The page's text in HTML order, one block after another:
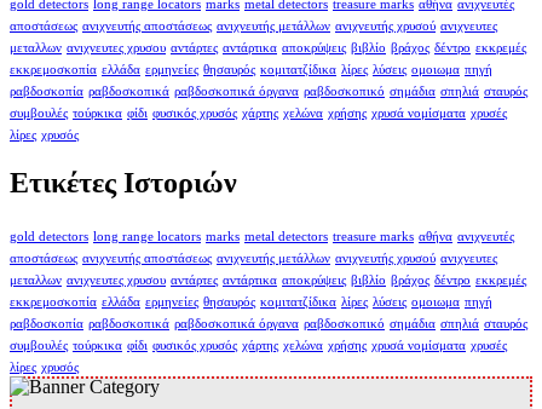
gold detectors long range locators marks metal detectors treasure marks αθήνα ανιχνευτές
αποστάσεως ανιχνευτής αποστάσεως ανιχνευτής μετάλλων ανιχνευτής χρυσού ανιχνευτες
μεταλλων ανιχνευτες χρυσου αντάρτες αντάρτικα αποκρύψεις βιβλίο βράχος δέντρο εκκρεμές
εκκρεμοσκοπία ελλάδα ερμηνείες θησαυρός κομιτατζίδικα λίρες λύσεις ομοιωμα πηγή
ραβδοσκοπία ραβδοσκοπικά ραβδοσκοπικά όργανα ραβδοσκοπικό σημάδια σπηλιά σταυρός
συμβουλές τούρκικα φίδι φυσικός χρυσός χάρτης χελώνα χρήσης χρυσά νομίσματα χρυσές
λίρες χρυσός
Ετικέτες Ιστοριών
gold detectors long range locators marks metal detectors treasure marks αθήνα ανιχνευτές
αποστάσεως ανιχνευτής αποστάσεως ανιχνευτής μετάλλων ανιχνευτής χρυσού ανιχνευτες
μεταλλων ανιχνευτες χρυσου αντάρτες αντάρτικα αποκρύψεις βιβλίο βράχος δέντρο εκκρεμές
εκκρεμοσκοπία ελλάδα ερμηνείες θησαυρός κομιτατζίδικα λίρες λύσεις ομοιωμα πηγή
ραβδοσκοπία ραβδοσκοπικά ραβδοσκοπικά όργανα ραβδοσκοπικό σημάδια σπηλιά σταυρός
συμβουλές τούρκικα φίδι φυσικός χρυσός χάρτης χελώνα χρήσης χρυσά νομίσματα χρυσές
λίρες χρυσός